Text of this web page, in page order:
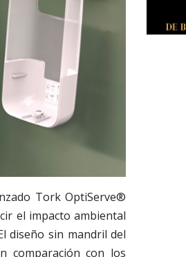
Tork OptiServe®
el impacto ambiental
diseño sin mandril del
comparación con los